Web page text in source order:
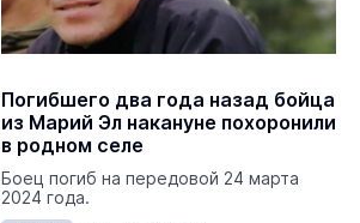
Погибшего два года назад бойца
из Марий Эл накануне похоронили
в родном селе
Боец погиб на передовой 24 марта
2024 года.